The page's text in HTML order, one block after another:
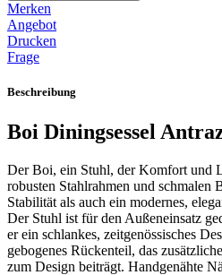
Merken
Angebot
Drucken
Frage
Beschreibung
Boi Diningsessel
Der Boi, ein Stuhl, der Komfort und
robusten Stahlrahmen und schmalen
Stabilität als auch ein modernes,
Der Stuhl ist für den Außeneinsatz
er ein schlankes, zeitgenössisches
gebogenes Rückenteil, das
zum Design beiträgt. Handgenähte